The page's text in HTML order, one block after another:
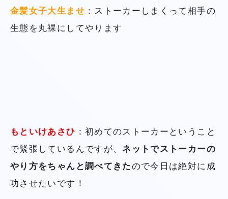
金髪女子大生ませ ：ストーカーしまくって相手の
生態を丸裸にしてやります
もといけあさひ ：初めてのストーカーということ
で緊張しているんですが、 ネットでストーカーの
やり方をちゃんと調べてきたので今日は絶対に成
功させたいです！